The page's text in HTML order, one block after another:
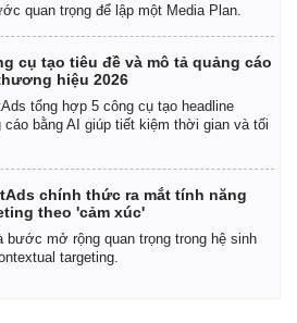
quan trọng để lập một Media Plan.
cụ tạo tiêu đề và mô tả quảng cáo
hiệu 2026
tổng hợp 5 công cụ tạo headline
cáo bằng AI giúp tiết kiệm thời gian và tối
chính thức ra mắt tính năng
theo 'cảm xúc'
bước mở rộng quan trọng trong hệ sinh
targeting.